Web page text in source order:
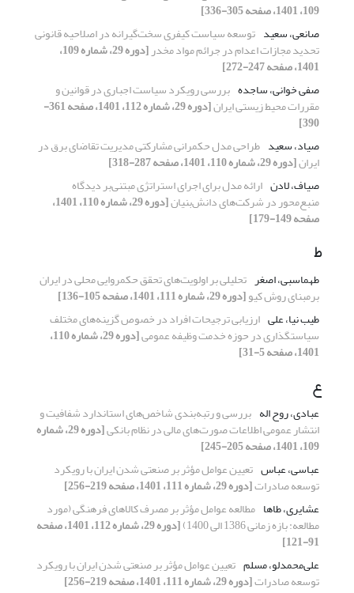
109، 1401، صفحه 305-336]
صانعی، سعید توسعه سیاست کیفری سخت‌گیرانه در اصلاحیه قانونی
تحدید مجازات اعدام در جرائم مواد مخدر [دوره 29، شماره 109،
1401، صفحه 247-272]
صفی خوانی، ساجده بررسی رویکرد سیاست اجباری در قوانین و
مقررات محیط‌ زیستی ایران [دوره 29، شماره 112، 1401، صفحه 361-
390]
صیاد، سعید طراحی مدل حکمرانی مشارکتی مدیریت تقاضای برق در
ایران[دوره 29، شماره 110، 1401، صفحه 287-318]
صیاف، لادن ارائه مدل برای اجرای استراتژی مبتنی‌بر دیدگاه
منبع‌محور در شرکت‌های دانش‌بنیان [دوره 29، شماره 110، 1401،
صفحه 149-179]
ط
طهماسبی، اصغر تحلیلی بر اولویت‌های تحقق حکمروایی محلی در ایران
برمبنای روش کیو[دوره 29، شماره 111، 1401، صفحه 105-136]
طیب نیا، علی ارزیابی ترجیحات افراد در خصوص گزینه‌های مختلف
سیاستگذاری در حوزه خدمت وظیفه عمومی [دوره 29، شماره 110،
1401، صفحه 5-31]
ع
عبادی، روح اله بررسی و رتبه‌بندی شاخص‌های استاندارد شفافیت و
انتشار عمومی اطلاعات صورت‌های مالی در نظام بانکی [دوره 29، شماره
109، 1401، صفحه 205-245]
عباسی، عباس تعیین عوامل مؤثر بر صنعتی شدن ایران با رویکرد
توسعه صادرات[دوره 29، شماره 111، 1401، صفحه 219-256]
عشایری، طاها مطالعه عوامل مؤثر بر مصرف کالاهای فرهنگی (مورد
مطالعه: بازه زمانی 1386 الی 1400) [دوره 29، شماره 112، 1401، صفحه
91-121]
علی‌محمدلو، مسلم تعیین عوامل مؤثر بر صنعتی شدن ایران با رویکرد
توسعه صادرات[دوره 29، شماره 111، 1401، صفحه 219-256]